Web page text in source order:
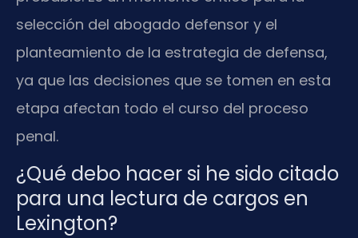
selección del abogado defensor y el
planteamiento de la estrategia de defensa,
ya que las decisiones que se tomen en esta
etapa afectan todo el curso del proceso
penal.
¿Qué debo hacer si he sido citado
para una lectura de cargos en
Lexington?